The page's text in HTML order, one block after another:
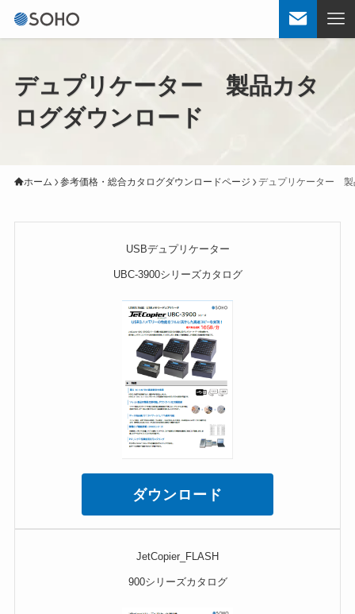
デュプリケーター 製品カタ
ログダウンロード
ホーム 参考価格・総合カタログダウンロードページ デュプリケーター 製
USBデュプリケーター
UBC-3900シリーズカタログ
ダウンロード
JetCopier_FLASH
900シリーズカタログ